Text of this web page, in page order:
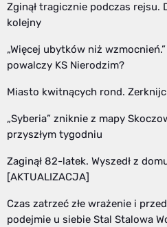
Zginął tragicznie podczas rejsu.
kolejny
„Więcej ubytków niż
powalczy KS Nierodzim?
Miasto kwitnących rond.
„Syberia” zniknie z mapy
przyszłym tygodniu
Zaginął 82-latek. Wyszedł z
[AKTUALIZACJA]
Czas zatrzeć złe wrażenie i
podejmie u siebie Stal Stalowa